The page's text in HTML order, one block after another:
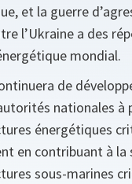
et la guerre
l’Ukraine a des
mondial.
de
nationales à
énergétiques
en contribuant à la
sous-marines